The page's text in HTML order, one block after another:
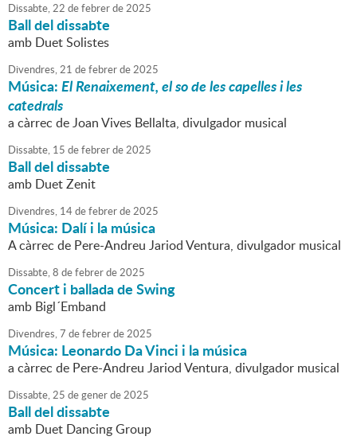
Dissabte,22 defebrerde2025
Ball del dissabte
amb Duet Solistes
Divendres,21 defebrerde2025
Música:El Renaixement, el so de les capelles i les
catedrals
a càrrec de Joan Vives Bellalta, divulgador musical
Dissabte, 15 defebrerde2025
Ball del dissabte
amb Duet Zenit
Divendres, 14defebrerde2025
Música: Dalí i la música
A càrrec de Pere-Andreu Jariod Ventura, divulgador musical
Dissabte,8 defebrerde2025
Concert i ballada de Swing
amb Bigl´Emband
Divendres,7 defebrerde2025
Música: Leonardo Da Vinci i la música
a càrrec de Pere-Andreu Jariod Ventura, divulgador musical
Dissabte,25 degenerde2025
Ball del dissabte
amb Duet Dancing Group